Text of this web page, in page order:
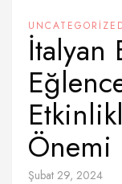
İtalyan
Önemi
Şubat 29, 2024